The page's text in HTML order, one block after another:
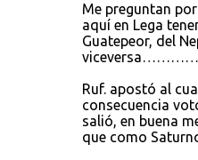
Me preguntan
aquí en Lega
Guatepeor, del
Ruf. apostó al
consecuencia
salió, en buena
que como